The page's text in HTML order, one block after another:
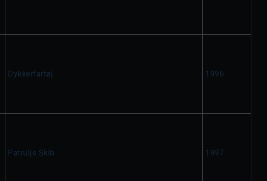
Dykkerfartøj 1996
Patrulje Skib 1997